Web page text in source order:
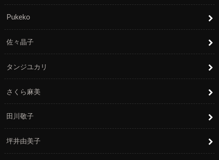
Pukeko
佐々晶子
タンジユカリ
さくら麻美
田川敬子
坪井由美子